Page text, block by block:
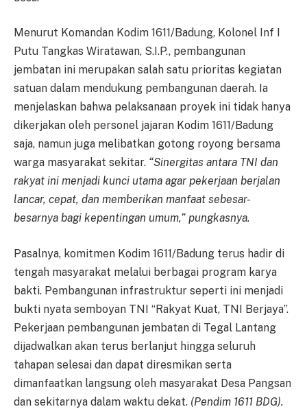
Menurut Komandan Kodim 1611/Badung, Kolonel Inf I
Putu Tangkas Wiratawan, S.I.P., pembangunan
jembatan ini merupakan salah satu prioritas kegiatan
satuan dalam mendukung pembangunan daerah. Ia
menjelaskan bahwa pelaksanaan proyek ini tidak hanya
dikerjakan oleh personel jajaran Kodim 1611/Badung
saja, namun juga melibatkan gotong royong bersama
warga masyarakat sekitar. “Sinergitas antara TNI dan
rakyat ini menjadi kunci utama agar pekerjaan berjalan
lancar, cepat, dan memberikan manfaat sebesar-
besarnya bagi kepentingan umum,” pungkasnya.
Pasalnya, komitmen Kodim 1611/Badung terus hadir di
tengah masyarakat melalui berbagai program karya
bakti. Pembangunan infrastruktur seperti ini menjadi
bukti nyata semboyan TNI “Rakyat Kuat, TNI Berjaya”.
Pekerjaan pembangunan jembatan di Tegal Lantang
dijadwalkan akan terus berlanjut hingga seluruh
tahapan selesai dan dapat diresmikan serta
dimanfaatkan langsung oleh masyarakat Desa Pangsan
dan sekitarnya dalam waktu dekat. (Pendim 1611 BDG).